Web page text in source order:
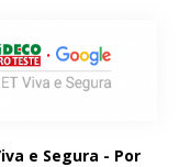
e Segura - Por